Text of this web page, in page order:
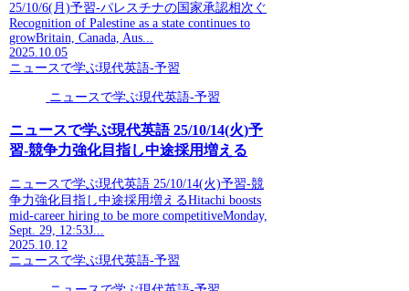
25/10/6(月)予習-パレスチナの国家承認相次ぐ
Recognition of Palestine as a state continues to
growBritain, Canada, Aus...
2025.10.05
ニュースで学ぶ現代英語-予習
ニュースで学ぶ現代英語-予習
ニュースで学ぶ現代英語 25/10/14(火)予
習-競争力強化目指し中途採用増える
ニュースで学ぶ現代英語 25/10/14(火)予習-競
争力強化目指し中途採用増えるHitachi boosts
mid-career hiring to be more competitiveMonday,
Sept. 29, 12:53J...
2025.10.12
ニュースで学ぶ現代英語-予習